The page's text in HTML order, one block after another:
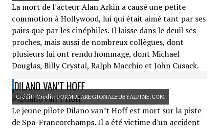
La mort de l'acteur Alan Arkin a causé une petite
commotion à Hollywood, lui qui était aimé tant par ses
pairs que par les cinéphiles. Il laisse dans le deuil ses
proches, mais aussi de nombreux collègues, dont
plusieurs lui ont rendu hommage, dont Michael
Douglas, Billy Crystal, Ralph Macchio et John Cusack.
DILANO VAN’T HOFF
Crédit: Credit: FORMULAREGIONALEUBYALPINE.COM
Le jeune pilote Dilano van’t Hoff est mort sur la piste
de Spa-Francorchamps. Il a été victime d'un accident